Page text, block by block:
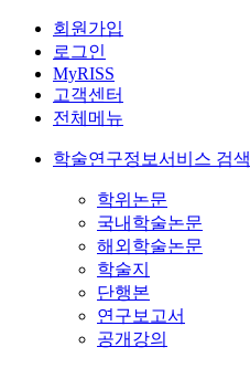
회원가입
로그인
MyRISS
고객센터
전체메뉴
학술연구정보서비스 검색
학위논문
국내학술논문
해외학술논문
학술지
단행본
연구보고서
공개강의